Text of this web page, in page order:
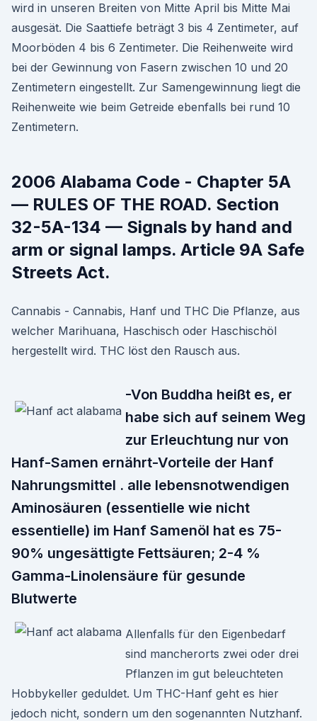
wird in unseren Breiten von Mitte April bis Mitte Mai
ausgesät. Die Saattiefe beträgt 3 bis 4 Zentimeter, auf
Moorböden 4 bis 6 Zentimeter. Die Reihenweite wird
bei der Gewinnung von Fasern zwischen 10 und 20
Zentimetern eingestellt. Zur Samengewinnung liegt die
Reihenweite wie beim Getreide ebenfalls bei rund 10
Zentimetern.
2006 Alabama Code - Chapter 5A
— RULES OF THE ROAD. Section
32-5A-134 — Signals by hand and
arm or signal lamps. Article 9A Safe
Streets Act.
Cannabis - Cannabis, Hanf und THC Die Pflanze, aus
welcher Marihuana, Haschisch oder Haschischöl
hergestellt wird. THC löst den Rausch aus.
-Von Buddha heißt es, er
habe sich auf seinem Weg
zur Erleuchtung nur von
Hanf-Samen ernährt-Vorteile der Hanf
Nahrungsmittel . alle lebensnotwendigen
Aminosäuren (essentielle wie nicht
essentielle) im Hanf Samenöl hat es 75-
90% ungesättigte Fettsäuren; 2-4 %
Gamma-Linolensäure für gesunde
Blutwerte
Allenfalls für den Eigenbedarf
sind mancherorts zwei oder drei
Pflanzen im gut beleuchteten
Hobbykeller geduldet. Um THC-Hanf geht es hier
jedoch nicht, sondern um den sogenannten Nutzhanf.